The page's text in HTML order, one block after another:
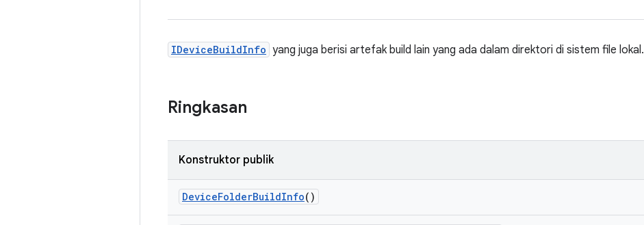
IDeviceBuildInfo yang juga berisi artefak build lain yang ada dalam direktori di sistem file lokal.
Ringkasan
Konstruktor publik
DeviceFolderBuildInfo()